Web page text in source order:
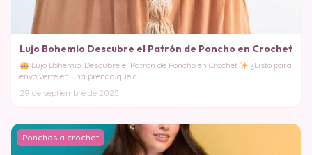
Lujo Bohemio Descubre el Patrón de Poncho en Crochet
Lujo Bohemio: Descubre el Patrón de Poncho en Crochet
¿Listo para
envolverte en una prenda que c
29 de septiembre de 2025
Ponchos a crochet